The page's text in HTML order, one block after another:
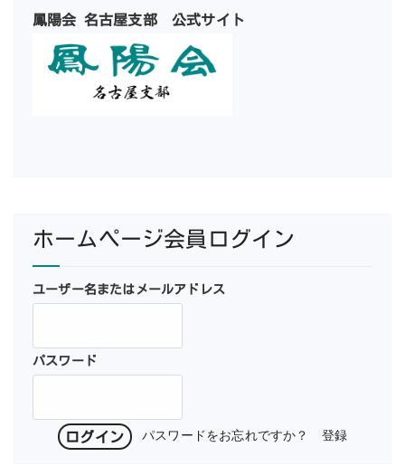
鳳陽会 名古屋支部 公式サイト
ホームページ会員ログイン
ユーザー名またはメールアドレス
パスワード
パスワードをお忘れですか？ 登録